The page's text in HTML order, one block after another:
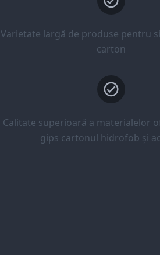
Varietate largă de produse pentru
carton
Calitate superioară a materialelor
gips cartonul hidrofob și